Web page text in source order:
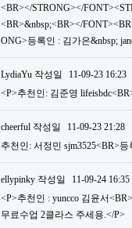
<BR></STRONG></
<BR>&nbsp;<BR></
ONG>등록인 : 김가은&nbsp;
LydiaYu 작성일
11-09-23 16:23
<P>추천인: 김준영
cheerful 작성일
11-09-23 21:28
추천인: 서정민 sjm3525<BR>등
ellypinky 작성일
11-09-24 16:35
<P>추천인 : yuncco 김윤서
무료수업 2클라스 주세용.</P>